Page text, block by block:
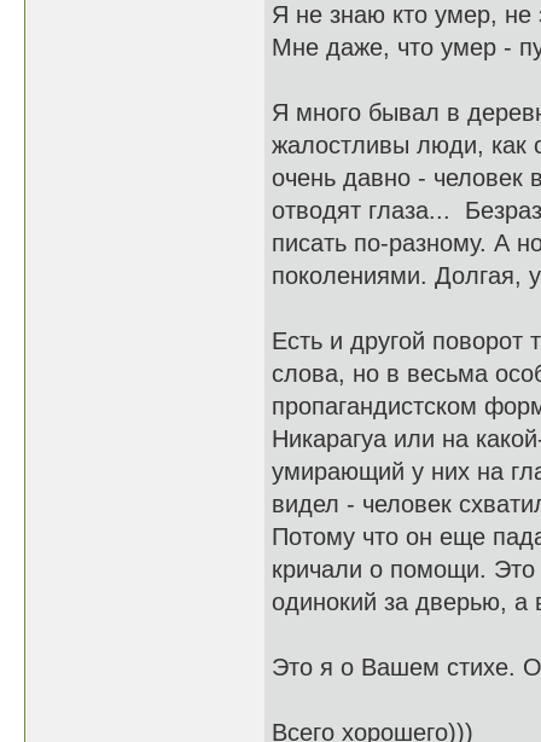
Я не знаю кто умер, не
Мне даже, что умер -
Я много бывал в
жалостливы люди, как
очень давно - человек
отводят глаза...
писать по-разному. А
поколениями. Долгая,
Есть и другой
слова, но в весьма
пропагандистском
Никарагуа или на
умирающий у них на
видел - человек
Потому что он еще
кричали о помощи. Это
одинокий за дверью, а
Это я о Вашем стихе.
Всего хорошего)))